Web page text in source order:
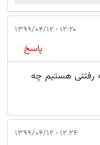
۱۲:۲۰ - ۱۳۹۹/۰۴/۱۲
پاسخ
رفتنی هستیم چه
۱۲:۲۴ - ۱۳۹۹/۰۴/۱۲